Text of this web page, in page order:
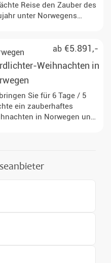
Reise den Zauber des
unter Norwegens
und
ab €5.891,-
Weihnachten in
Sie für 6 Tage / 5
ein zauberhaftes
in Norwegen und